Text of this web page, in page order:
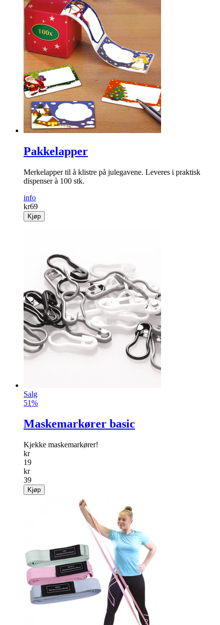
Pakkelapper
Merkelapper til å klistre på julegavene. Leveres i praktisk
dispenser à 100 stk.
info
kr69
Kjøp
Salg
51%
Maskemarkører basic
Kjekke maskemarkører!
kr
19
kr
39
Kjøp